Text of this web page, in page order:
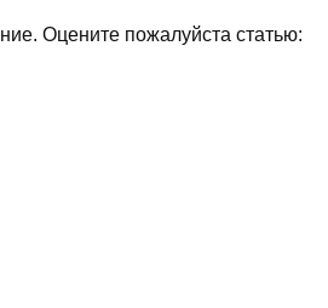
Оцените пожалуйста статью: